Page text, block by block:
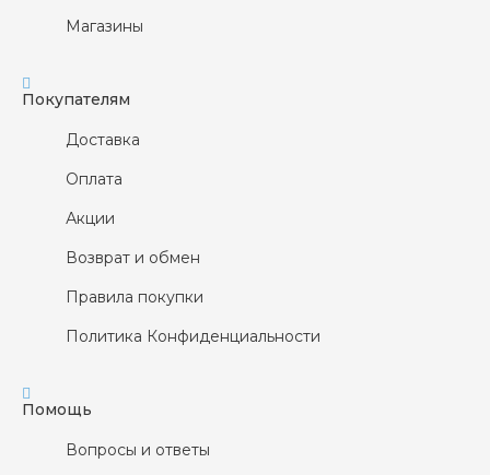
Магазины
Покупателям
Доставка
Оплата
Акции
Возврат и обмен
Правила покупки
Политика Конфиденциальности
Помощь
Вопросы и ответы